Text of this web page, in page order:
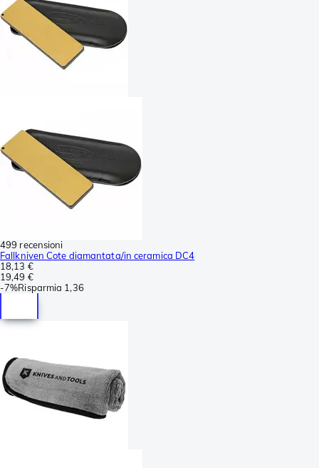
499 recensioni
Fallkniven Cote diamantata/in ceramica DC4
18,13 €
19,49 €
-7%Risparmia 1,36